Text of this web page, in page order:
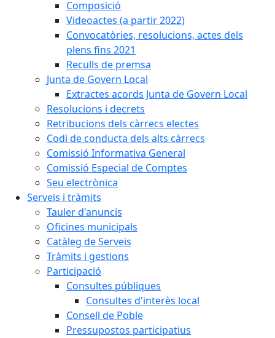
Composició
Videoactes (a partir 2022)
Convocatòries, resolucions, actes dels
plens fins 2021
Reculls de premsa
Junta de Govern Local
Extractes acords Junta de Govern Local
Resolucions i decrets
Retribucions dels càrrecs electes
Codi de conducta dels alts càrrecs
Comissió Informativa General
Comissió Especial de Comptes
Seu electrònica
Serveis i tràmits
Tauler d'anuncis
Oficines municipals
Catàleg de Serveis
Tràmits i gestions
Participació
Consultes públiques
Consultes d'interès local
Consell de Poble
Pressupostos participatius